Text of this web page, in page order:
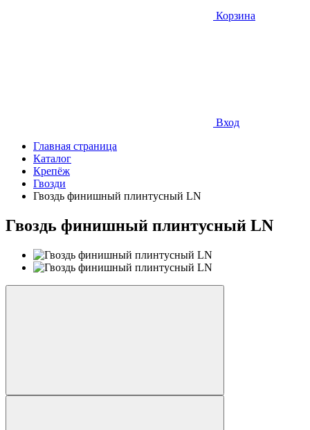
Корзина
Вход
Главная страница
Каталог
Крепёж
Гвозди
Гвоздь финишный плинтусный LN
Гвоздь финишный плинтусный LN